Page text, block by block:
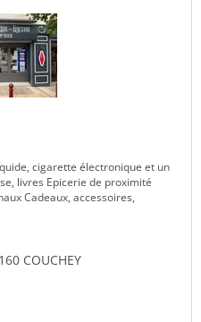
cigarette électronique et un
livres Epicerie de proximité
Cadeaux, accessoires,
COUCHEY